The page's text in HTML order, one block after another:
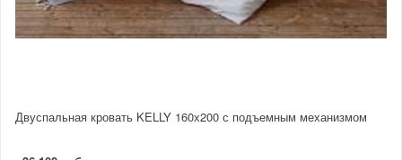
Двуспальная кровать KELLY 160х200 с подъемным механизмом